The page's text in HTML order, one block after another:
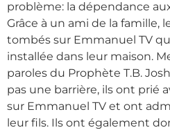
problème: la dépendance
Grâce à un ami de la famille,
tombés sur Emmanuel TV
installée dans leur maison.
paroles du Prophète T.B.
pas une barrière, ils ont prié
sur Emmanuel TV et ont
leur fils. Ils ont également